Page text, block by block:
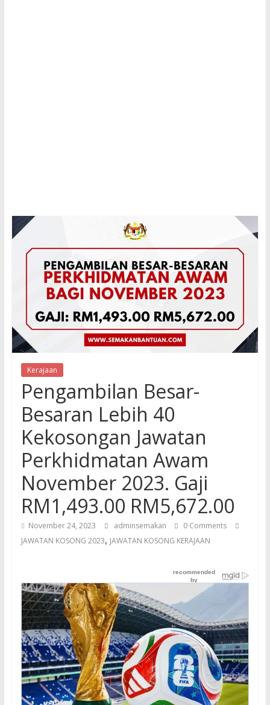
Kerajaan
Pengambilan Besar-
Besaran Lebih 40
Kekosongan Jawatan
Perkhidmatan Awam
November 2023. Gaji
RM1,493.00 RM5,672.00
November 24, 2023 adminsemakan
0 Comments
JAWATAN KOSONG 2023, JAWATAN KOSONG KERAJAAN